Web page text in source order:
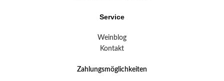
Service
Weinblog
Kontakt
Zahlungsmöglichkeiten